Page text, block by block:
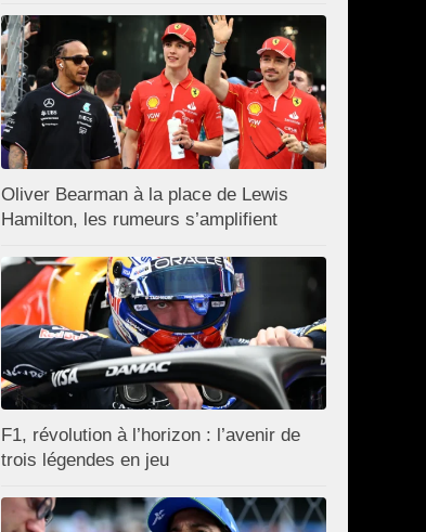
Oliver Bearman à la place de Lewis
Hamilton, les rumeurs s’amplifient
F1, révolution à l’horizon : l’avenir de
trois légendes en jeu